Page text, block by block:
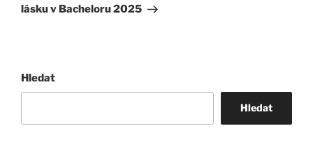
lásku v Bacheloru 2025
Hledat
Hledat